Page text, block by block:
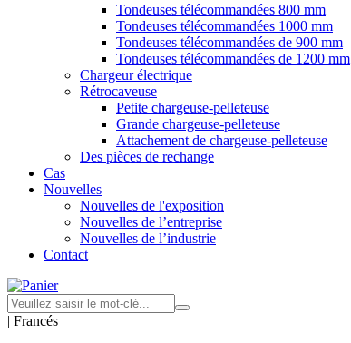
Tondeuses télécommandées 800 mm
Tondeuses télécommandées 1000 mm
Tondeuses télécommandées de 900 mm
Tondeuses télécommandées de 1200 mm
Chargeur électrique
Rétrocaveuse
Petite chargeuse-pelleteuse
Grande chargeuse-pelleteuse
Attachement de chargeuse-pelleteuse
Des pièces de rechange
Cas
Nouvelles
Nouvelles de l'exposition
Nouvelles de l’entreprise
Nouvelles de l’industrie
Contact
| Francés